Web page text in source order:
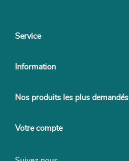
Service
Information
Nos produits les plus demandés
Votre compte